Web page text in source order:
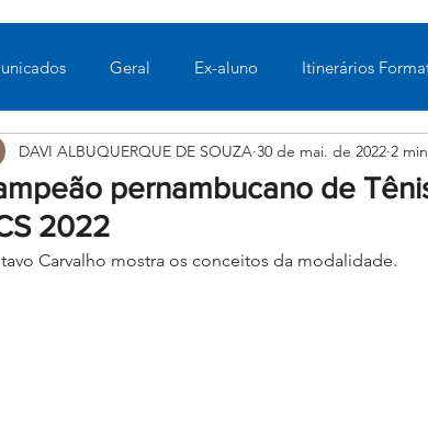
Geral Ex-aluno Itinerários
Ensino Médio Pastoral Esportes
Bilíngue
pernambucano de
2022
DAVI ALBUQUERQUE DE SOUZA 30 de mai. de 2022 2
Carvalho mostra os conceitos da modalidade.